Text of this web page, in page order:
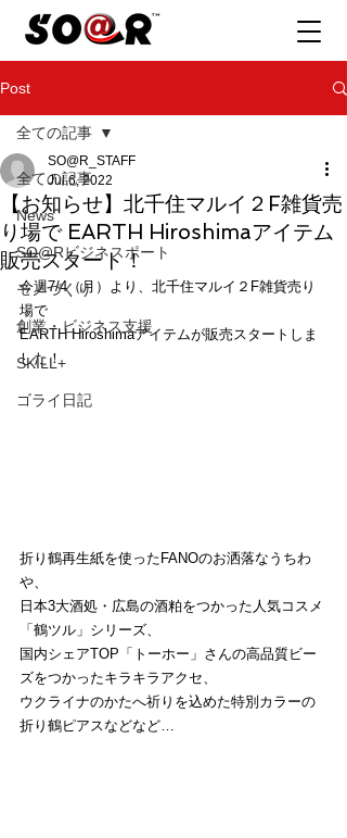
Post
全ての記事
News
SO@Rビジネスポート
モノづくり
創業・ビジネス支援
SKILL+
ゴライ日記
全ての記事
【お知らせ】北千住マルイ２F雑貨売
り場で EARTH Hiroshimaアイテム
販売スタート！
SO@R_STAFF
Jul 6, 2022
今週7/4（月）より、北千住マルイ２F雑貨売り
場で
EARTH Hiroshimaアイテムが販売スタートしま
した！
折り鶴再生紙を使ったFANOのお洒落なうちわ
や、
日本3大酒処・広島の酒粕をつかった人気コスメ
「鶴ツル」シリーズ、
国内シェアTOP「トーホー」さんの高品質ビー
ズをつかったキラキラアクセ、
ウクライナのかたへ祈りを込めた特別カラーの
折り鶴ピアスなどなど…